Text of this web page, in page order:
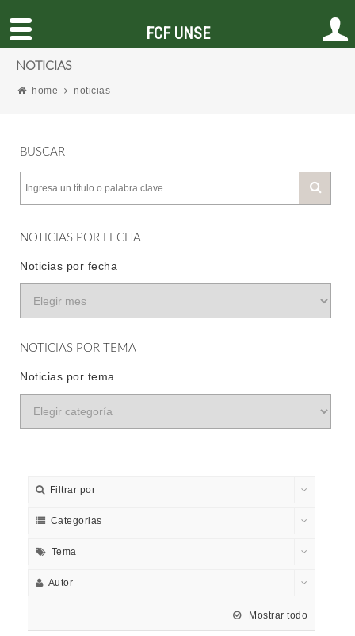
NOTICIAS
home noticias
BUSCAR
NOTICIAS POR FECHA
Noticias por fecha
NOTICIAS POR TEMA
Noticias por tema
Filtrar por
Categorias
Tema
Autor
Mostrar todo
FCF UNSE